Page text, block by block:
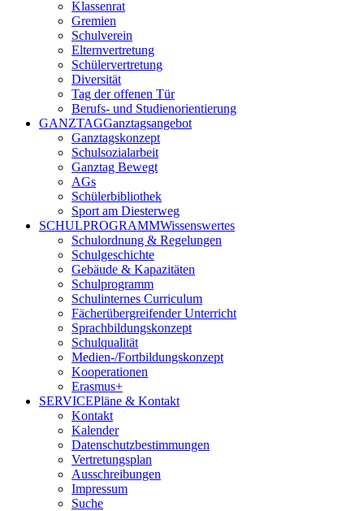
Klassenrat
Gremien
Schulverein
Elternvertretung
Schülervertretung
Diversität
Tag der offenen Tür
Berufs- und Studienorientierung
GANZTAGGanztagsangebot
Ganztagskonzept
Schulsozialarbeit
Ganztag Bewegt
AGs
Schülerbibliothek
Sport am Diesterweg
SCHULPROGRAMMWissenswertes
Schulordnung & Regelungen
Schulgeschichte
Gebäude & Kapazitäten
Schulprogramm
Schulinternes Curriculum
Fächerübergreifender Unterricht
Sprachbildungskonzept
Schulqualität
Medien-/Fortbildungskonzept
Kooperationen
Erasmus+
SERVICEPläne & Kontakt
Kontakt
Kalender
Datenschutzbestimmungen
Vertretungsplan
Ausschreibungen
Impressum
Suche